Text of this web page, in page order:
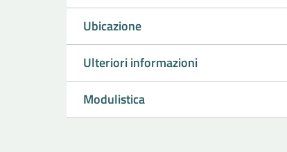
Ubicazione
Ulteriori informazioni
Modulistica